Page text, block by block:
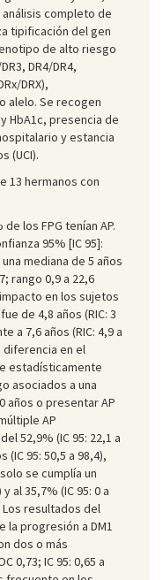
completo de
tipificación del gen
de alto riesgo
DR4/DR4,
DRX),
alelo. Se recogen
HbA1c, presencia de
y estancia
(UCI).
13 hermanos con
de los FPG tenían AP.
95% [IC 95]:
mediana de 5 años
rango 0,9 a 22,6
en los sujetos
de 4,8 años (RIC: 3
a 7,6 años (RIC: 4,9 a
diferencia en el
estadísticamente
asociados a una
años o presentar AP
AP
52,9% (IC 95: 22,1 a
(IC 95: 50,5 a 98,4),
se cumplía un
al 35,7% (IC 95: 0 a
Los resultados del
la progresión a DM1
dos o más
0,73; IC 95: 0,65 a